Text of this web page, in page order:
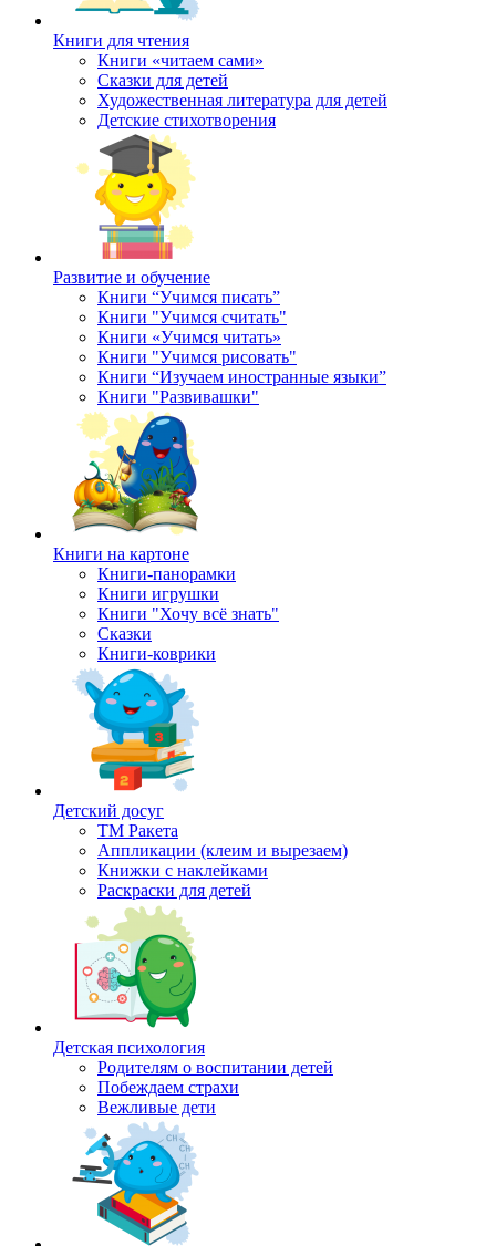
Книги для чтения
Книги «читаем сами»
Сказки для детей
Художественная литература для детей
Детские стихотворения
Развитие и обучение
Книги “Учимся писать”
Книги "Учимся считать"
Книги «Учимся читать»
Книги "Учимся рисовать"
Книги “Изучаем иностранные языки”
Книги "Развивашки"
Книги на картоне
Книги-панорамки
Книги игрушки
Книги "Хочу всё знать"
Сказки
Книги-коврики
Детский досуг
ТМ Ракета
Аппликации (клеим и вырезаем)
Книжки с наклейками
Раскраски для детей
Детская психология
Родителям о воспитании детей
Побеждаем страхи
Вежливые дети